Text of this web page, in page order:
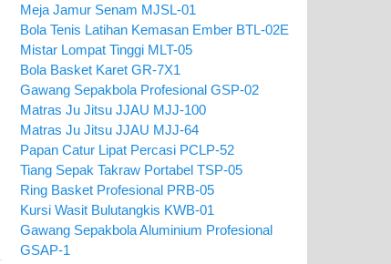
Meja Jamur Senam MJSL-01
Bola Tenis Latihan Kemasan Ember BTL-02E
Mistar Lompat Tinggi MLT-05
Bola Basket Karet GR-7X1
Gawang Sepakbola Profesional GSP-02
Matras Ju Jitsu JJAU MJJ-100
Matras Ju Jitsu JJAU MJJ-64
Papan Catur Lipat Percasi PCLP-52
Tiang Sepak Takraw Portabel TSP-05
Ring Basket Profesional PRB-05
Kursi Wasit Bulutangkis KWB-01
Gawang Sepakbola Aluminium Profesional
GSAP-1